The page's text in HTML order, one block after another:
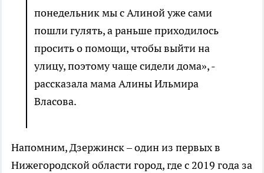
понедельник мы с Алиной уже сами
пошли гулять, а раньше приходилось
просить о помощи, чтобы выйти на
улицу, поэтому чаще сидели дома», -
рассказала мама Алины Ильмира
Власова.
Напомним, Дзержинск ‒ один из первых в
Нижегородской области город, где с 2019 года за